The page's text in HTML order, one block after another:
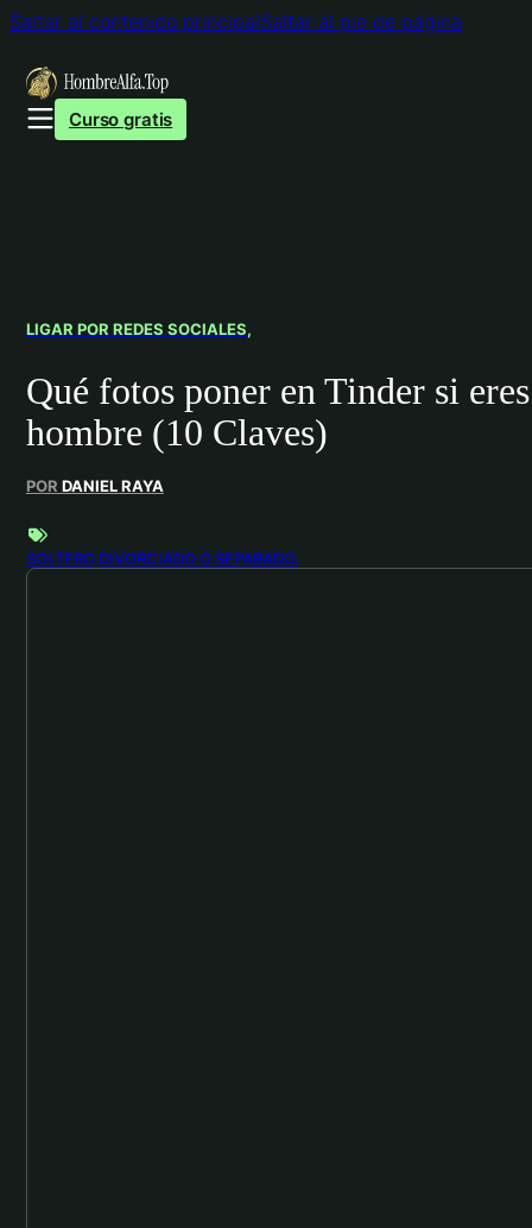
Saltar al contenido principalSaltar al pie de página
Curso gratis
LIGAR POR REDES SOCIALES
Qué fotos poner en Tinder si eres
hombre (10 Claves)
POR DANIEL RAYA
SOLTERO DIVORCIADO O SEPARADO